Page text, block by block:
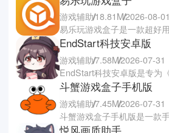
游戏辅助18.81M2026-08-01
EndStart科技安卓版
游戏辅助7.58M2026-07-31
斗蟹游戏盒子手机版
游戏辅助7.45M2026-07-31
悦风画质助手